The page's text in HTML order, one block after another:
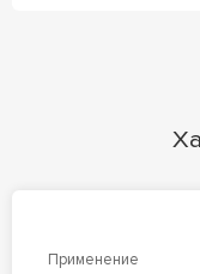
Применение